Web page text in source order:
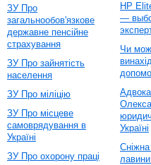
ЗУ Про
загальнообов'язкове
державне пенсійне
страхування
ЗУ Про зайнятість
населення
ЗУ Про міліцію
ЗУ Про місцеве
самоврядування в
Україні
ЗУ Про охорону праці
HP
—
Чи
Україні